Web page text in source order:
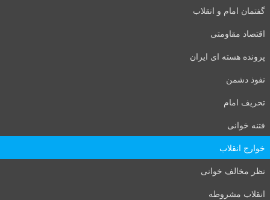
گفتمان امام و انقلاب
اقتصاد مقاومتی
پرونده هسته ای ایران
نفوذ دشمن
تحریف امام
فتنه خوانی
خوارج انقلاب
نظر مخالف خوانی
انقلاب مشروطه